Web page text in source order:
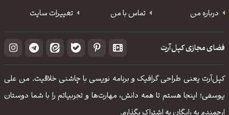
درباره من
تماس با من تغییرات سایت
فضای مجازی کپل‌آرت
کپل‌آرت یعنی طراحی گرافیک و برنامه نویسی با چاشنی خلاقیت. من علی
یوسفی؛ اینجا هستم تا همه دانش، مهارت‌‌ها و تجربیاتم را با شما دوستان